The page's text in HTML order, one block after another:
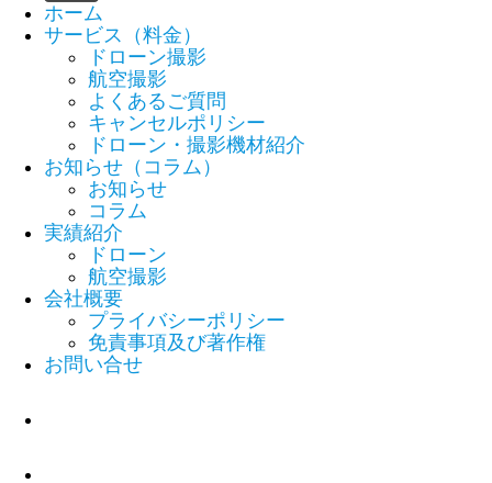
ホーム
サービス（料金）
ドローン撮影
航空撮影
よくあるご質問
キャンセルポリシー
ドローン・撮影機材紹介
お知らせ（コラム）
お知らせ
コラム
実績紹介
ドローン
航空撮影
会社概要
プライバシーポリシー
免責事項及び著作権
お問い合せ